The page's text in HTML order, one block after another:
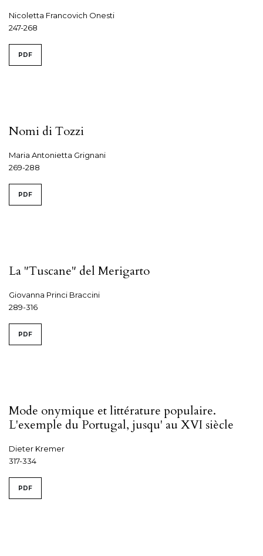
Nicoletta Francovich Onesti
247-268
PDF
Nomi di Tozzi
Maria Antonietta Grignani
269-288
PDF
La "Tuscane" del Merigarto
Giovanna Princi Braccini
289-316
PDF
Mode onymique et littérature populaire.
L'exemple du Portugal, jusqu' au XVI siècle
Dieter Kremer
317-334
PDF